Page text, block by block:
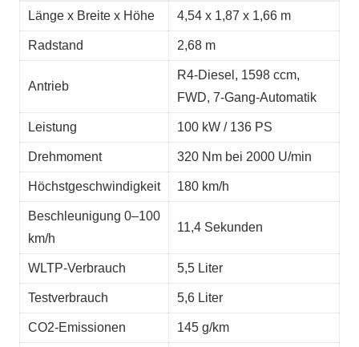
Länge x Breite x Höhe 4,54 x 1,87 x 1,66 m
Radstand 2,68 m
Antrieb
R4-Diesel, 1598 ccm,
FWD, 7-Gang-Automatik
Leistung 100 kW / 136 PS
Drehmoment 320 Nm bei 2000 U/min
Höchstgeschwindigkeit 180 km/h
Beschleunigung 0–100
km/h
11,4 Sekunden
WLTP-Verbrauch 5,5 Liter
Testverbrauch 5,6 Liter
CO2-Emissionen 145 g/km